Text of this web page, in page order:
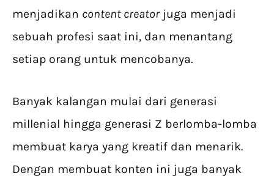
menjadikan content creator juga menjadi
sebuah profesi saat ini, dan menantang
setiap orang untuk mencobanya.
Banyak kalangan mulai dari generasi
millenial hingga generasi Z berlomba-lomba
membuat karya yang kreatif dan menarik.
Dengan membuat konten ini juga banyak